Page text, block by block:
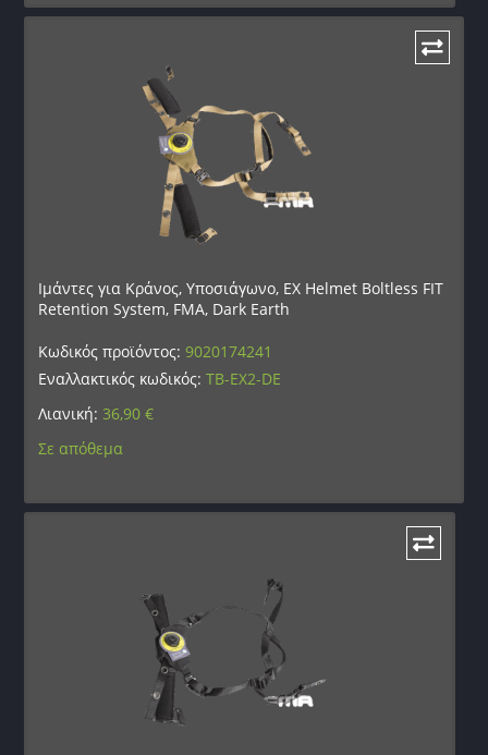
Ιμάντες για Κράνος, Υποσιάγωνο, EX Helmet Boltless FIT
Retention System, FMA, Dark Earth
Κωδικός προϊόντος:9020174241
Εναλλακτικός κωδικός:TB-EX2-DE
Λιανική: 36,90€
Σε απόθεμα